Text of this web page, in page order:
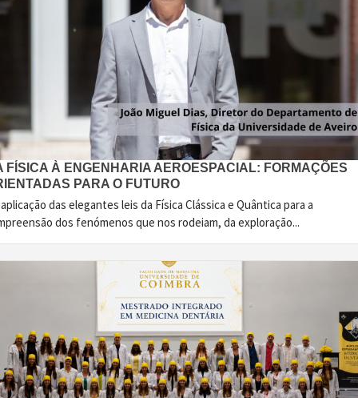
FÍSICA À ENGENHARIA AEROESPACIAL: FORMAÇÕES
PARA O FUTURO
das elegantes leis da Física Clássica e Quântica para a
dos fenómenos que nos rodeiam, da exploração...